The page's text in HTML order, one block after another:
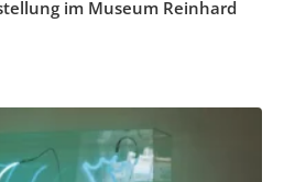
im Museum Reinhard